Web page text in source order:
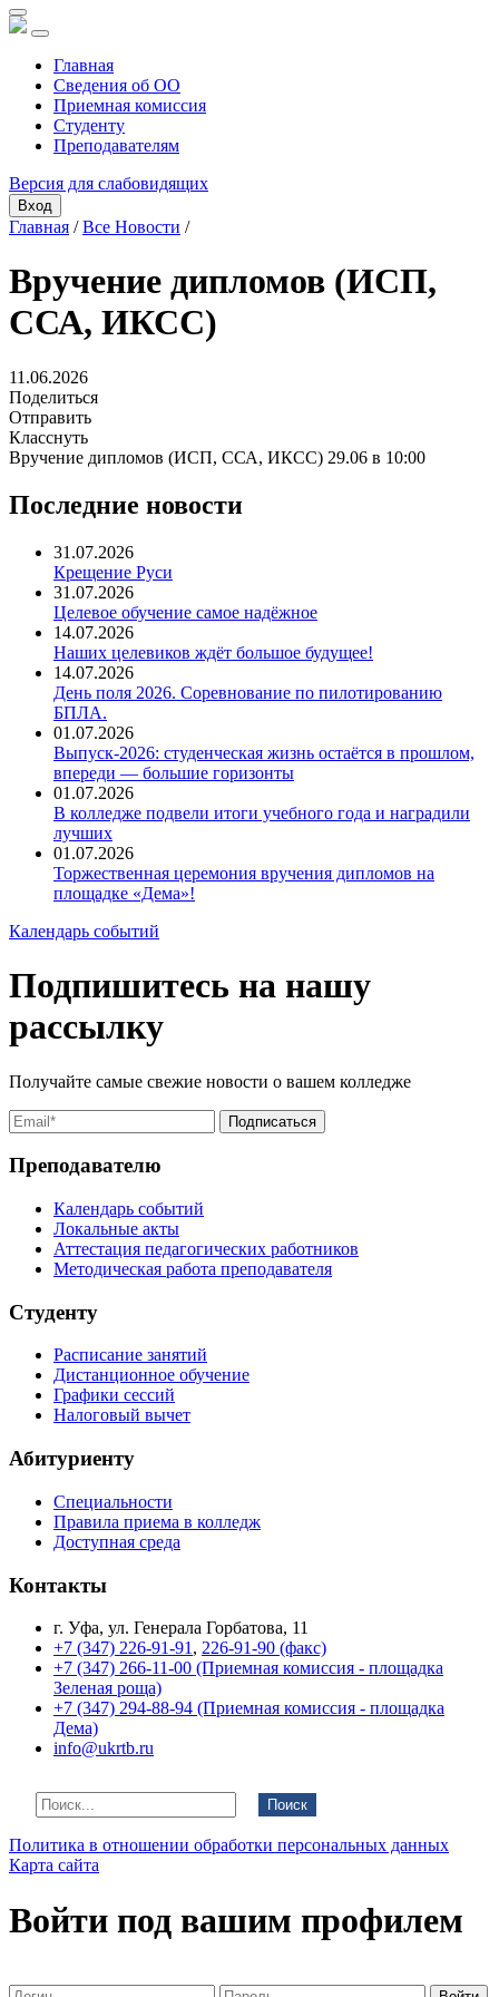
Главная
Сведения об ОО
Приемная комиссия
Студенту
Преподавателям
Версия для слабовидящих
Вход
Главная /Все Новости /
Вручение дипломов (ИСП,
ССА, ИКСС)
11.06.2026
Поделиться
Отправить
Класснуть
Вручение дипломов (ИСП, ССА, ИКСС) 29.06 в 10:00
Последние новости
31.07.2026
Крещение Руси
31.07.2026
Целевое обучение самое надёжное
14.07.2026
Наших целевиков ждёт большое будущее!
14.07.2026
День поля 2026. Соревнование по пилотированию
БПЛА.
01.07.2026
Выпуск-2026: студенческая жизнь остаётся в прошлом,
впереди — большие горизонты
01.07.2026
В колледже подвели итоги учебного года и наградили
лучших
01.07.2026
Торжественная церемония вручения дипломов на
площадке «Дема»!
Календарь событий
Подпишитесь на нашу
рассылку
Получайте самые свежие новости о вашем колледже
Преподавателю
Календарь событий
Локальные акты
Аттестация педагогических работников
Методическая работа преподавателя
Студенту
Расписание занятий
Дистанционное обучение
Графики сессий
Налоговый вычет
Абитуриенту
Специальности
Правила приема в колледж
Доступная среда
Контакты
г. Уфа, ул. Генерала Горбатова, 11
+7 (347) 226-91-91 , 226-91-90 (факс)
+7 (347) 266-11-00 (Приемная комиссия - площадка
Зеленая роща)
+7 (347) 294-88-94 (Приемная комиссия - площадка
Дема)
info@ukrtb.ru
Поиск
Политика в отношении обработки персональных данных
Карта сайта
Войти под вашим профилем